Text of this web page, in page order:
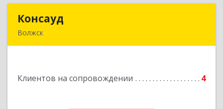
Консауд
Волжск
Клиентов на сопровождении 4
Подробнее